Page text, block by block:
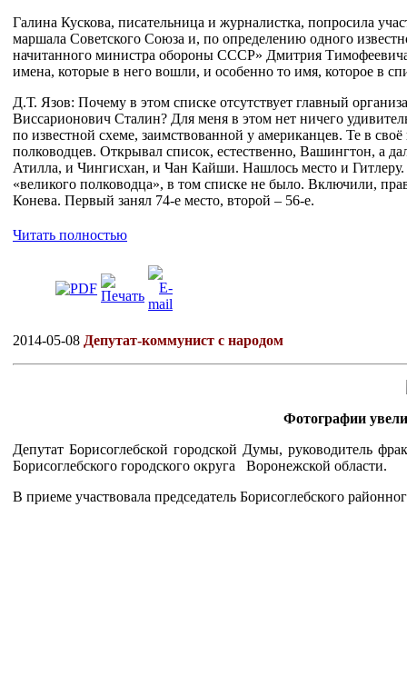
Галина Кускова, писательница и журналистка, попросила
маршала Советского Союза и, по определению одного
начитанного министра обороны СССР» Дмитрия
имена, которые в него вошли, и особенно то имя, которое в
Д.Т. Язов: Почему в этом списке отсутствует главный
Виссарионович Сталин? Для меня в этом нет ничего
по известной схеме, заимствованной у американцев. Те в
полководцев. Открывал список, естественно, Вашингтон, а
Атилла, и Чингисхан, и Чан Кайши. Нашлось место и
«великого полководца», в том списке не было. Включили,
Конева. Первый занял 74-е место, второй – 56-е.
Читать полностью
2014-05-08 Депутат-коммунист с народом
Фотографии
Депутат Борисоглебской городской Думы, руководитель
Борисоглебского городского округа Воронежской области.
В приеме участвовала председатель Борисоглебского